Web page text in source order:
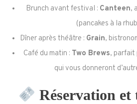
Brunch avant festival : Canteen,
(pancakes à la
Dîner après théâtre : Grain,
Café du matin : Two Brews, parfait
qui vous donneront
Réservation